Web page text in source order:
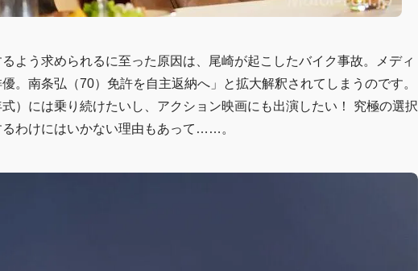
よう求められるに至った原因は、尾崎が起こしたバイク事故。メディ
。南条弘（70）免許を自主返納へ」と拡大解釈されてしまうのです。
）には乗り続けたいし、アクション映画にも出演したい！ 究極の選択
わけにはいかない理由もあって……。